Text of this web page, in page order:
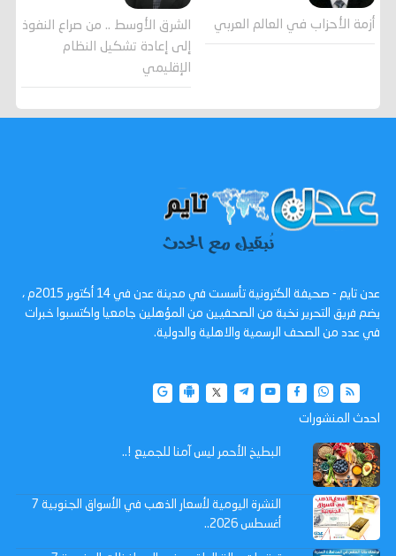
أزمة الأحزاب في العالم العربي
الشرق الأوسط .. من صراع النفوذ
إلى إعادة تشكيل النظام
الإقليمي
عدن تايم - صحيفة الكترونية تأسست في مدينة عدن في 14 أكتوبر 2015م ،
يضم فريق التحرير نخبة من الصحفيين من المؤهلين جامعيا واكتسبوا خبرات
في عدد من الصحف الرسمية والاهلية والدولية.
احدث المنشورات
البطيخ الأحمر ليس آمنا للجميع !..
النشرة اليومية لأسعار الذهب في الأسواق الجنوبية 7
أغسطس 2026..